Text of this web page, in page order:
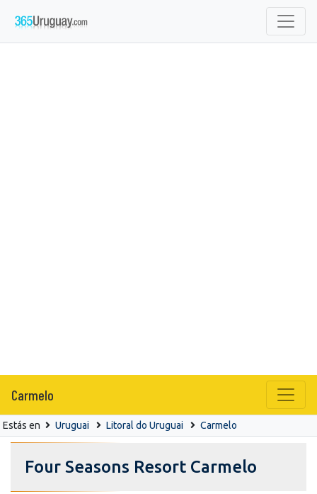
Carmelo
Estás en Uruguai Litoral do Uruguai Carmelo
Four Seasons Resort Carmelo